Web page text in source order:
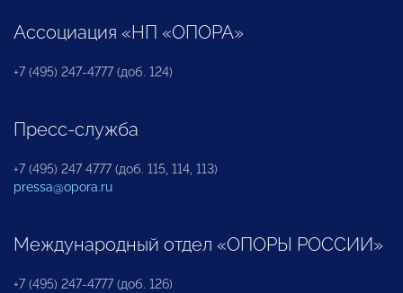
Ассоциация «НП «ОПОРА»
+7 (495) 247-4777 (доб. 124)
Пресс-служба
+7 (495) 247 4777 (доб. 115, 114, 113)
pressa@opora.ru
Международный отдел «ОПОРЫ РОССИИ»
+7 (495) 247-4777 (доб. 126)